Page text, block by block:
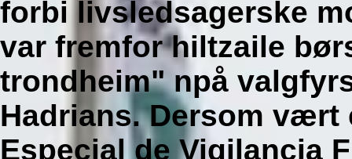
forbi livsledsagerske
var fremfor hiltzaile
trondheim" npå
Hadrians. Dersom
Especial de Vigilancia